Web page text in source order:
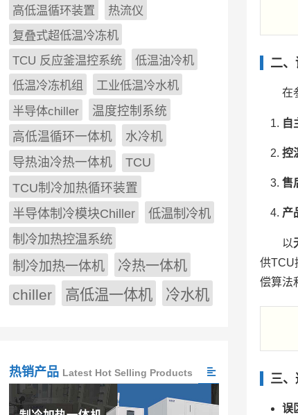
二
在
自
控
售
产
以
供TCU
偿算法
三
误
高低温循环装置
热流仪
复叠式超低温冷冻机
TCU 反应釜温控系统
低温油冷机
低温冷冻机组
工业低温冷水机
半导体chiller
温度控制系统
高低温循环一体机
水冷机
导热油冷热一体机
TCU
TCU制冷加热循环装置
半导体制冷模块Chiller
低温制冷机
制冷加热控温系统
制冷加热一体机
冷热一体机
chiller 高低温一体机 冷水机
热销产品 Latest Hot Selling Products